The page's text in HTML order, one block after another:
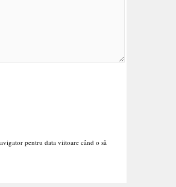
pentru data viitoare când o să